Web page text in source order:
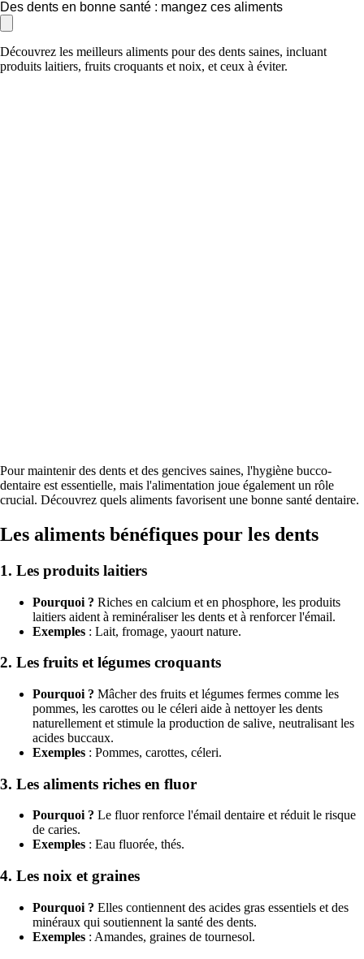
Des dents en bonne santé : mangez ces aliments
Découvrez les meilleurs aliments pour des dents saines, incluant
produits laitiers, fruits croquants et noix, et ceux à éviter.
Pour maintenir des dents et des gencives saines, l'hygiène bucco-
dentaire est essentielle, mais l'alimentation joue également un rôle
crucial. Découvrez quels aliments favorisent une bonne santé dentaire.
Les aliments bénéfiques pour les dents
1. Les produits laitiers
Pourquoi ? Riches en calcium et en phosphore, les produits
laitiers aident à reminéraliser les dents et à renforcer l'émail.
Exemples : Lait, fromage, yaourt nature.
2. Les fruits et légumes croquants
Pourquoi ? Mâcher des fruits et légumes fermes comme les
pommes, les carottes ou le céleri aide à nettoyer les dents
naturellement et stimule la production de salive, neutralisant les
acides buccaux.
Exemples : Pommes, carottes, céleri.
3. Les aliments riches en fluor
Pourquoi ? Le fluor renforce l'émail dentaire et réduit le risque
de caries.
Exemples : Eau fluorée, thés.
4. Les noix et graines
Pourquoi ? Elles contiennent des acides gras essentiels et des
minéraux qui soutiennent la santé des dents.
Exemples : Amandes, graines de tournesol.